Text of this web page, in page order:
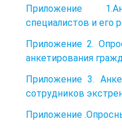
Приложение
специалистов и его
Приложение 2.
анкетирования
Приложение 3.
сотрудников
Приложение